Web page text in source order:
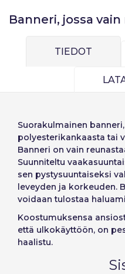
Käyttäjä (VAT):
Español
Português
Banneri, jossa
TIEDOT
Suorakulmainen banneri
polyesterikankaasta tai
Banneri on vain
Suunniteltu
sen pystysuuntaiseksi
leveyden ja korkeuden.
voidaan tulostaa
Koostumuksensa
että ulkokäyttöön, on
haalistu.
Alkaen 1
de